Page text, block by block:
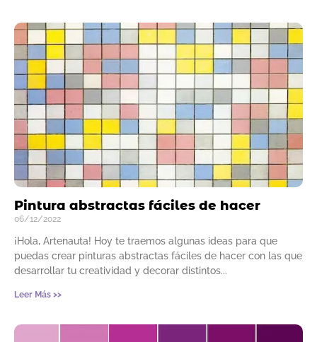
Pintura abstractas fáciles de hacer
06/12/2022
¡Hola, Artenauta! Hoy te traemos algunas ideas para que
puedas crear pinturas abstractas fáciles de hacer con las que
desarrollar tu creatividad y decorar distintos
Leer Más >>